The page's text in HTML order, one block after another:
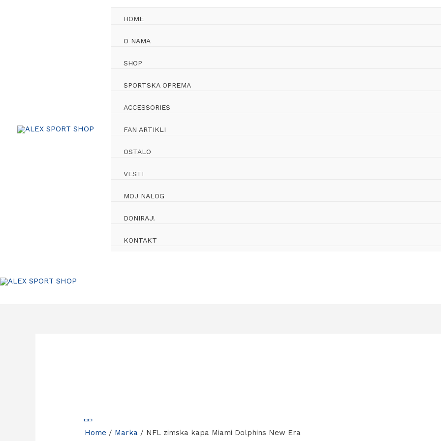
HOME
O NAMA
SHOP
SPORTSKA OPREMA
ACCESSORIES
FAN ARTIKLI
OSTALO
VESTI
MOJ NALOG
DONIRAJ!
KONTAKT
Home / Marka / NFL zimska kapa Miami Dolphins New Era